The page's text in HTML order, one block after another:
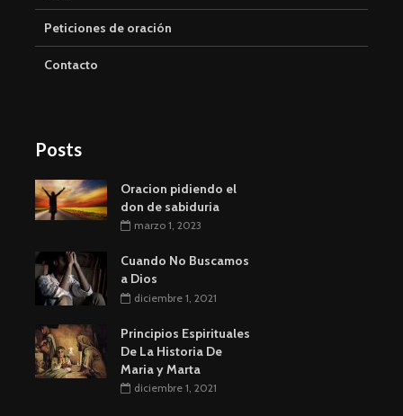
Peticiones de oración
Contacto
Posts
Oracion pidiendo el
don de sabiduria
marzo 1, 2023
Cuando No Buscamos
a Dios
diciembre 1, 2021
Principios Espirituales
De La Historia De
Maria y Marta
diciembre 1, 2021